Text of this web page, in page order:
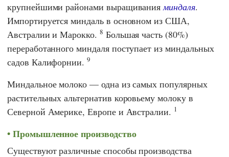
крупнейшими районами выращиванияминдаля.
Импортируется миндаль в основном из США,
Австралии и Марокко. 8 Большая часть (80%)
переработанного миндаля поступает из миндальных
садов Калифорнии.9
Миндальное молоко — одна из самых популярных
растительных альтернатив коровьему молоку в
Северной Америке, Европе и Австралии. 1
Промышленное производство
Существуют различные способы производства